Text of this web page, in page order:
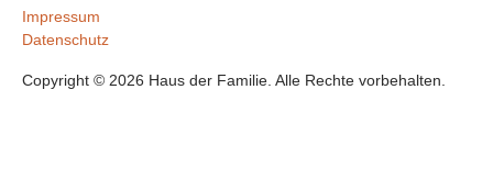
Impressum
Datenschutz
Copyright © 2026 Haus der Familie. Alle Rechte vorbehalten.